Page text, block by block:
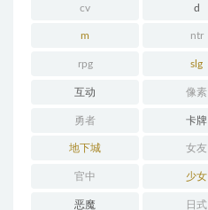
cv d
m ntr
rpg slg
互动 像素
勇者 卡牌
地下城 女友
官中 少女
恶魔 日式